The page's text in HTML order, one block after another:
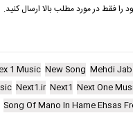
را فقط در مورد مطلب بالا ارسال کنید.
Mehdi
New Song
1 Music
Next One
Next1
Next1.ir
Song Of Mano In Hame Ehsas